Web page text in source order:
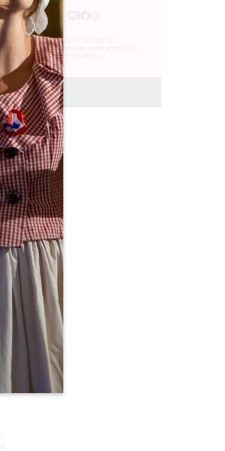
05 57 55 28 20
Pónganse en contacto con
nosotros
Journée